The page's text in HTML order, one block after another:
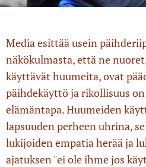
Media esittää usein
näkökulmasta, että ne
käyttävät huumeita, ovat
päihdekäyttö ja rikollisuus
elämäntapa. Huumeiden
lapsuuden perheen uhrina,
lukijoiden empatia herää ja
ajatuksen "ei ole ihme jos